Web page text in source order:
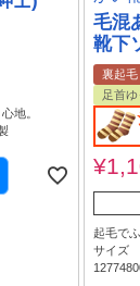
地。
毛混
靴下
裏起毛
足首
¥
起毛で
サイズ